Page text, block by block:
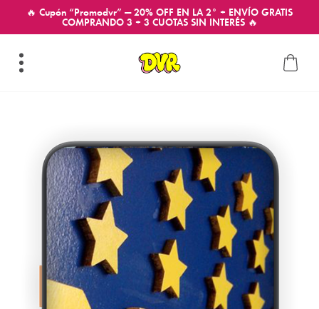
🔥 Cupón “Promodvr” — 20% OFF EN LA 2° + ENVÍO GRATIS
COMPRANDO 3 + 3 CUOTAS SIN INTERÉS 🔥